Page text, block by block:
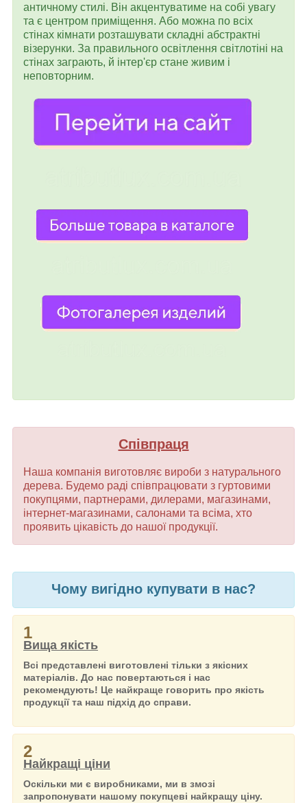
античному стилі. Він акцентуватиме на собі увагу
та є центром приміщення. Або можна по всіх
стінах кімнати розташувати складні абстрактні
візерунки. За правильного освітлення світлотіні на
стінах заграють, й інтер'єр стане живим і
неповторним.
Співпраця
Наша компанія виготовляє вироби з натурального
дерева. Будемо раді співпрацювати з гуртовими
покупцями, партнерами, дилерами, магазинами,
інтернет-магазинами, салонами та всіма, хто
проявить цікавість до нашої продукції.
Чому вигідно купувати в нас?
1
Вища якість
Всі представлені виготовлені тільки з якісних
матеріалів. До нас повертаються і нас
рекомендують! Це найкраще говорить про якість
продукції та наш підхід до справи.
2
Найкращі ціни
Оскільки ми є виробниками, ми в змозі
запропонувати нашому покупцеві найкращу ціну.